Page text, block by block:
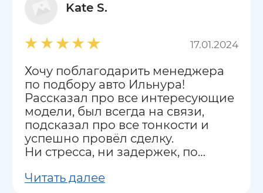
Kate S.
17.01.2024
Хочу поблагодарить менеджера
по подбору авто Ильнура!
Рассказал про все интересующие
модели, был всегда на связи,
подсказал про все тонкости и
успешно провёл сделку.
Ни стресса, ни задержек, по
аналогичными компаниями.
Читать далее